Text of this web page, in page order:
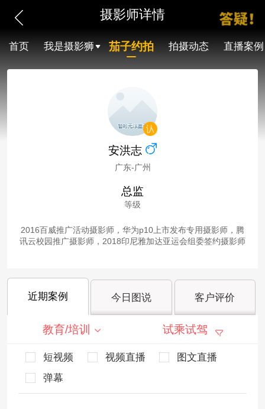
摄影师详情
首页 我是摄影狮 茄子约拍 拍摄动态 直播案例
安洪志
广东-广州
总监
等级
2016百威推广活动摄影师，华为p10上市发布专用摄影师，腾
讯云校园推广摄影师，2018印尼雅加达亚运会组委签约摄影师
近期案例 今日图说 客户评价
教育/培训 试乘试驾
短视频 视频直播
图文直播
弹幕